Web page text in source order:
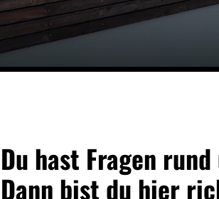
Du hast Fragen
Dann bist du hier
Limburger Hockey-Club
06431 42440